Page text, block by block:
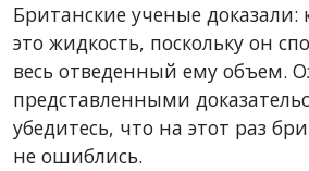
Британские ученые
это жидкость, поскольку он
весь отведенный ему объем.
представленными
убедитесь, что на этот раз
не ошиблись.